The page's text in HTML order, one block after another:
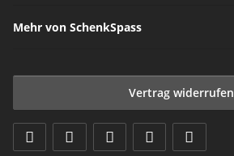
Mehr von SchenkSpass
Vertrag widerrufen